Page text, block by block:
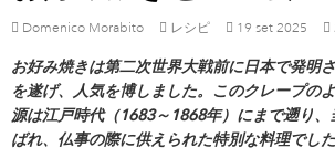
Domenico Morabito レシピ 19 set 2025
お好み焼きは第二次世界大戦前に日本で発明
を遂げ、人気を博しました。このクレープの
源は江戸時代（1683～1868年）にまで遡り
ばれ、仏事の際に供えられた特別な料理でした